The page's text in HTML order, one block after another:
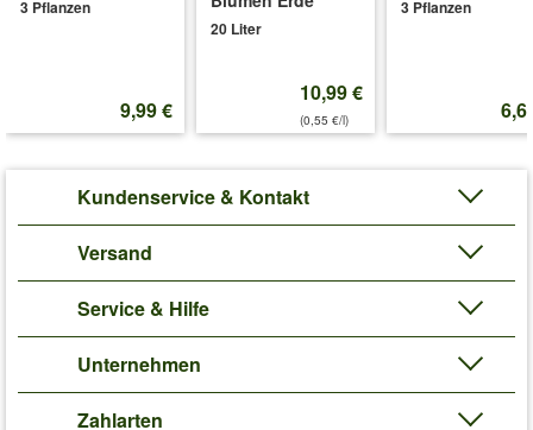
3 Pflanzen
9,99 €
20 Liter
10,99 €
(0,55 €/l)
3 Pflanzen
Kundenservice & Kontakt
Versand
Service & Hilfe
Unternehmen
Zahlarten